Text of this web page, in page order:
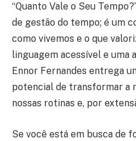
“Quanto Vale o Seu
de gestão do tempo; é um
como vivemos e o que
linguagem acessível e uma
Ennor Fernandes entrega
potencial de transformar a
nossas rotinas e, por
Se você está em busca de